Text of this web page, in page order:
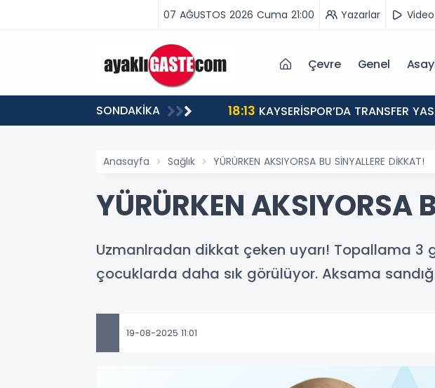
07 AĞUSTOS 2026 Cuma 21:00 Yazarlar Video
Çevre Genel
SONDAKİKA
VAR, MÜCADELE VAR!” 18:13 KAYSERİSPOR’DA TRANSFER
Anasayfa Sağlık YÜRÜRKEN AKSIYORSA BU SİNYALLERE DİKKAT!
YÜRÜRKEN AKSIYORSA
Uzmanlradan dikkat çeken uyarı! Topallama 3
çocuklarda daha sık görülüyor. Aksama
19-08-2025 11:01